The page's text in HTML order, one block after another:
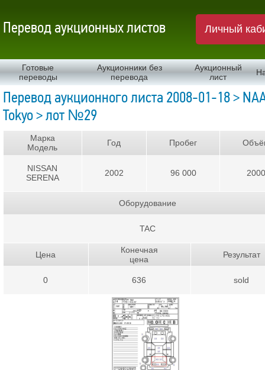
Перевод аукционных листов Личный
Готовые
переводы
Аукционники без
перевода
Аукционный
лист
Перевод аукционного листа 2008-01-18 >
Tokyo > лот №29
Марка
Модель
NISSAN
SERENA
Год
2002
Пробег
96 000
Оборудование
TAC
Цена
0
Конечная
цена
636
Результат
sold